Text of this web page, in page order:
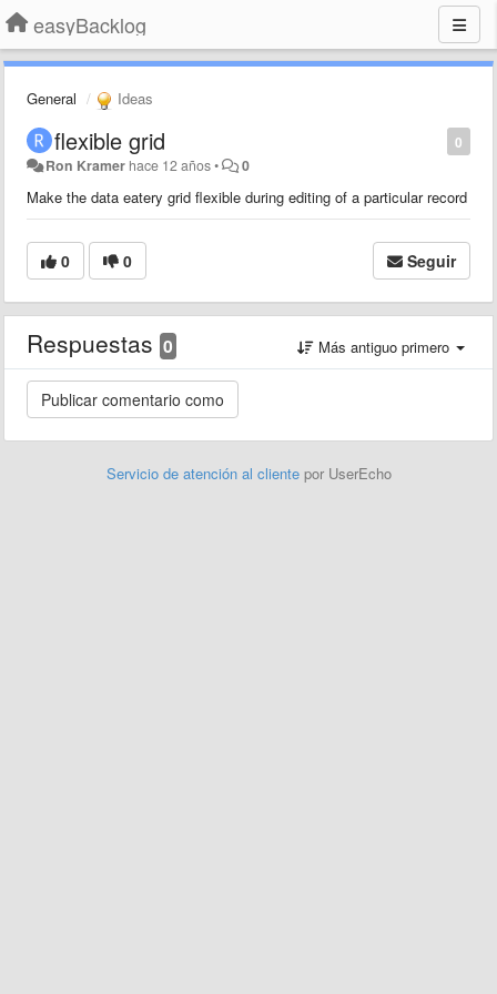
easyBacklog
General Ideas
0
flexible grid
Ron Kramer hace 12 años• 0
Make the data eatery grid flexible during editing of a particular record
0 0 Seguir
Respuestas 0 Más antiguo primero
Servicio de atención al cliente por UserEcho